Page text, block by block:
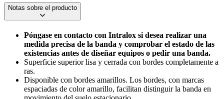
Notas sobre el producto
Póngase en contacto con Intralox si desea realizar una
medida precisa de la banda y comprobar el estado de las
existencias antes de diseñar equipos o pedir una banda.
Superficie superior lisa y cerrada con bordes completamente a
ras.
Disponible con bordes amarillos. Los bordes, con marcas
espaciadas de color amarillo, facilitan distinguir la banda en